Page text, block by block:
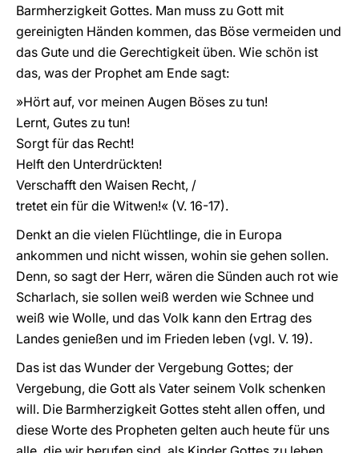
Barmherzigkeit Gottes. Man muss zu Gott mit
gereinigten Händen kommen, das Böse vermeiden und
das Gute und die Gerechtigkeit üben. Wie schön ist
das, was der Prophet am Ende sagt:
»Hört auf, vor meinen Augen Böses zu tun!
Lernt, Gutes zu tun!
Sorgt für das Recht!
Helft den Unterdrückten!
Verschafft den Waisen Recht, /
tretet ein für die Witwen!« (V. 16-17).
Denkt an die vielen Flüchtlinge, die in Europa
ankommen und nicht wissen, wohin sie gehen sollen.
Denn, so sagt der Herr, wären die Sünden auch rot wie
Scharlach, sie sollen weiß werden wie Schnee und
weiß wie Wolle, und das Volk kann den Ertrag des
Landes genießen und im Frieden leben (vgl. V. 19).
Das ist das Wunder der Vergebung Gottes; der
Vergebung, die Gott als Vater seinem Volk schenken
will. Die Barmherzigkeit Gottes steht allen offen, und
diese Worte des Propheten gelten auch heute für uns